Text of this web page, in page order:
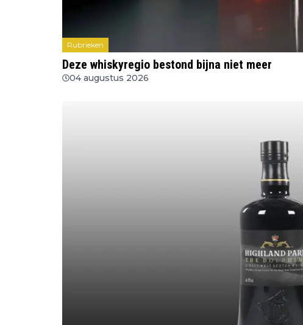
Rubrieken
Deze whiskyregio bestond bijna niet meer
04 augustus 2026